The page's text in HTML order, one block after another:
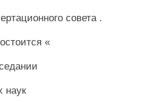
совета .
«
наук